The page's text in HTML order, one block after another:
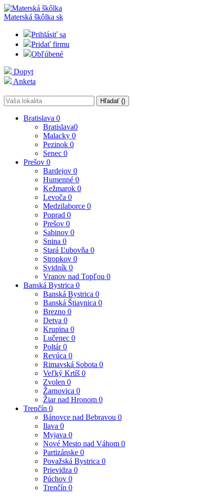
Materská škôlka sk
Prihlásiť sa
Pridať firmu
Obľúbené
Dopyt
Anketa
Hľadať ()
Bratislava 0
Bratislava0
Malacky 0
Pezinok 0
Senec 0
Prešov 0
Bardejov 0
Humenné 0
Kežmarok 0
Levoča 0
Medzilaborce 0
Poprad 0
Prešov 0
Sabinov 0
Snina 0
Stará Ľubovňa 0
Stropkov 0
Svidník 0
Vranov nad Topľou 0
Banská Bystrica 0
Banská Bystrica 0
Banská Štiavnica 0
Brezno 0
Detva 0
Krupina 0
Lučenec 0
Poltár0
Revúca 0
Rimavská Sobota 0
Veľký Krtíš 0
Zvolen 0
Žarnovica 0
Žiar nad Hronom 0
Trenčín 0
Bánovce nad Bebravou 0
Ilava 0
Myjava 0
Nové Mesto nad Váhom 0
Partizánske 0
Považská Bystrica 0
Prievidza 0
Púchov 0
Trenčín 0